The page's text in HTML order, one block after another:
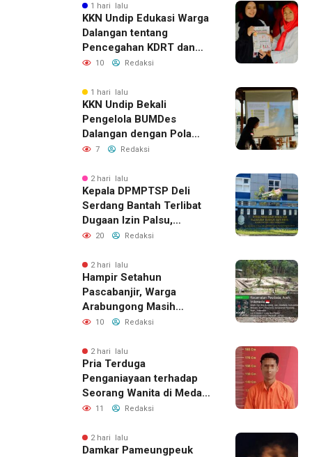
1 hari lalu
KKN Undip Edukasi Warga
Dalangan tentang
Pencegahan KDRT dan
Komunikasi Keluarga
10 Redaksi
1 hari lalu
KKN Undip Bekali
Pengelola BUMDes
Dalangan dengan Pola
Pikir Inovatif
7 Redaksi
2 hari lalu
Kepala DPMPTSP Deli
Serdang Bantah Terlibat
Dugaan Izin Palsu,
Tegaskan Proses
Jalur Resmi
20 Redaksi
2 hari lalu
Hampir Setahun
Pascabanjir, Warga
Arabungong Masih
Menunggu Bantuan
10 Redaksi
2 hari lalu
Pria Terduga
Penganiayaan terhadap
Seorang Wanita di Medan
Ditangkap Polisi
11 Redaksi
2 hari lalu
Damkar Pameungpeuk